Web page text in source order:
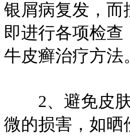
银屑病复发，而
即进行各项检
牛皮癣治疗方法
2、避免皮肤
微的损害，如晒